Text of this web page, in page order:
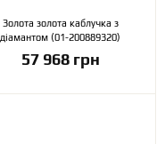
Золота золота каблучка з
діамантом (01-200889320)
57 968 грн